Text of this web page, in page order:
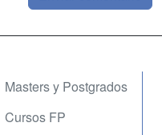
Masters y Postgrados
Cursos FP